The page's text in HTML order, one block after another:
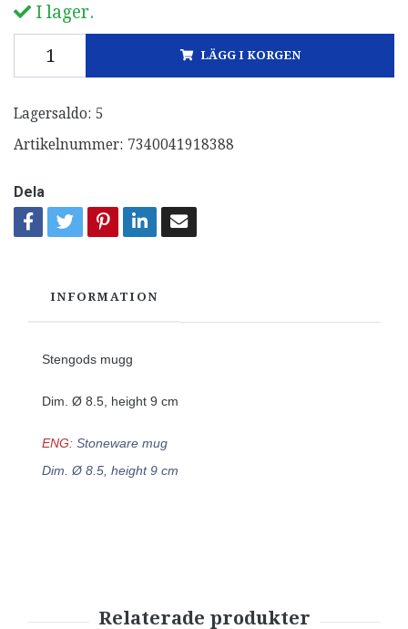
I lager.
LÄGG I KORGEN
Lagersaldo: 5
Artikelnummer: 7340041918388
Dela
INFORMATION
Stengods mugg
Dim. Ø 8.5, height 9 cm
ENG: Stoneware mug
Dim. Ø 8.5, height 9 cm